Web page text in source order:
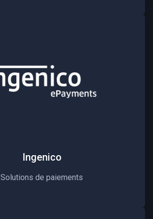
Ingenico
Solutions de paiements